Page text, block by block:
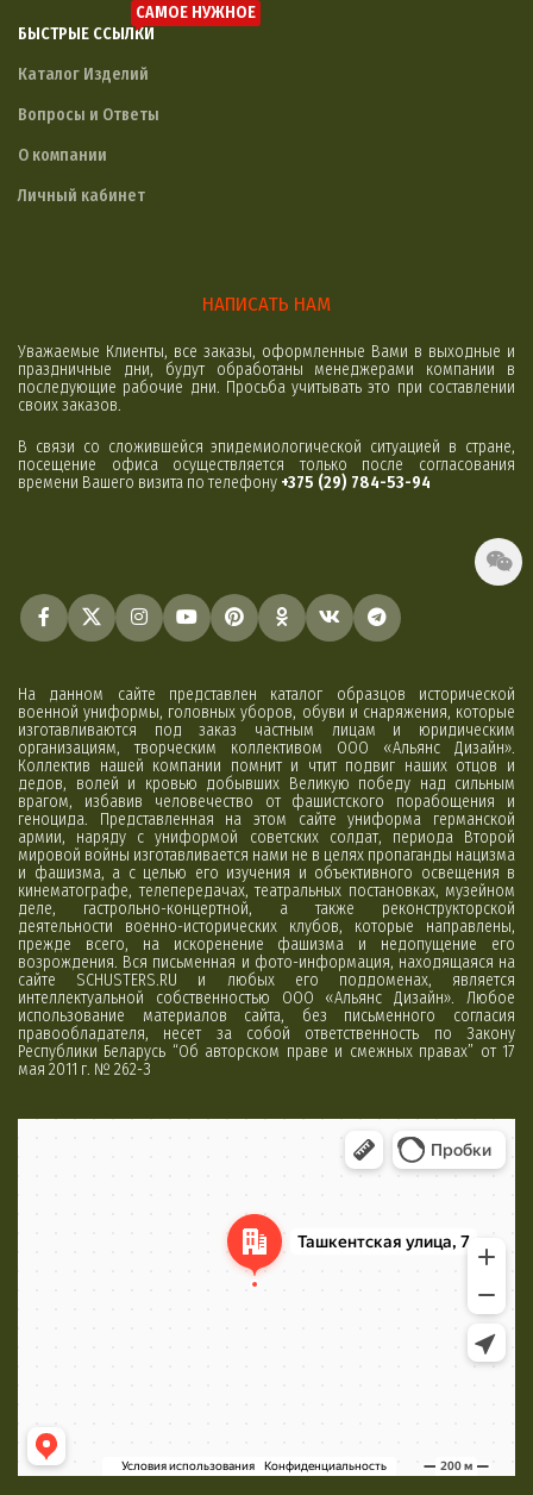
БЫСТРЫЕ ССЫЛКИ
САМОЕ НУЖНОЕ
Каталог Изделий
Вопросы и Ответы
О компании
Личный кабинет
НАПИСАТЬ НАМ
Уважаемые Клиенты, все заказы, оформленные Вами в выходные и
праздничные дни, будут обработаны менеджерами компании в
последующие рабочие дни. Просьба учитывать это при составлении
своих заказов.
В связи со сложившейся эпидемиологической ситуацией в стране,
посещение офиса осуществляется только после согласования
времени Вашего визита по телефону +375 (29) 784-53-94
На данном сайте представлен каталог образцов исторической
военной униформы, головных уборов, обуви и снаряжения, которые
изготавливаются под заказ частным лицам и юридическим
организациям, творческим коллективом ООО «Альянс Дизайн».
Коллектив нашей компании помнит и чтит подвиг наших отцов и
дедов, волей и кровью добывших Великую победу над сильным
врагом, избавив человечество от фашистского порабощения и
геноцида. Представленная на этом сайте униформа германской
армии, наряду с униформой советских солдат, периода Второй
мировой войны изготавливается нами не в целях пропаганды нацизма
и фашизма, а с целью его изучения и объективного освещения в
кинематографе, телепередачах, театральных постановках, музейном
деле, гастрольно-концертной, а также реконструкторской
деятельности военно-исторических клубов, которые направлены,
прежде всего, на искоренение фашизма и недопущение его
возрождения. Вся письменная и фото-информация, находящаяся на
сайте SCHUSTERS.RU и любых его поддоменах, является
интеллектуальной собственностью ООО «Альянс Дизайн». Любое
использование материалов сайта, без письменного согласия
правообладателя, несет за собой ответственность по Закону
Республики Беларусь “Об авторском праве и смежных правах” от 17
мая 2011 г. № 262-З